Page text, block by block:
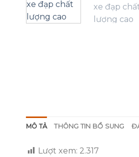
MÔ TẢ THÔNG TIN BỔ SUNG
Lượt xem: 2.317